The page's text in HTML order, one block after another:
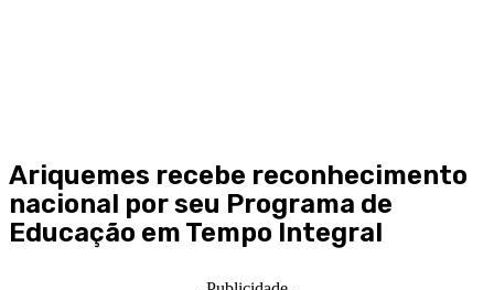
Ariquemes recebe reconhecimento
nacional por seu Programa de
Educação em Tempo Integral